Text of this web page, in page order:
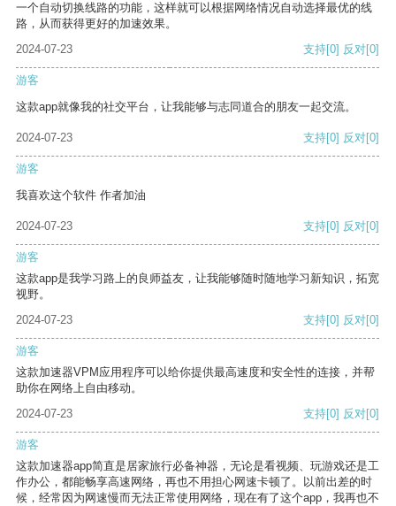
一个自动切换线路的功能，这样就可以根据网络情况自动选择最优的线
路，从而获得更好的加速效果。
2024-07-23
支持[0] 反对[0]
游客
这款app就像我的社交平台，让我能够与志同道合的朋友一起交流。
2024-07-23 支持[0] 反对[0]
游客
我喜欢这个软件 作者加油
2024-07-23 支持[0] 反对[0]
游客
这款app是我学习路上的良师益友，让我能够随时随地学习新知识，拓宽
视野。
2024-07-23
支持[0] 反对[0]
游客
这款加速器VPM应用程序可以给你提供最高速度和安全性的连接，并帮
助你在网络上自由移动。
2024-07-23
支持[0] 反对[0]
游客
这款加速器app简直是居家旅行必备神器，无论是看视频、玩游戏还是工
作办公，都能畅享高速网络，再也不用担心网速卡顿了。以前出差的时
候，经常因为网速慢而无法正常使用网络，现在有了这个app，我再也不